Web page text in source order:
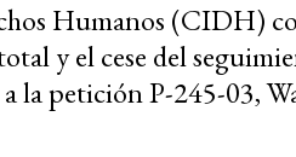
Humanos (CIDH)
y el cese del
la petición P-245-03,